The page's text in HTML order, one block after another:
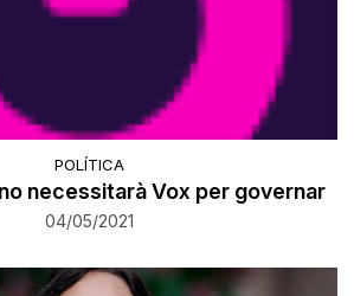
POLÍTICA
necessitarà Vox per governar
04/05/2021